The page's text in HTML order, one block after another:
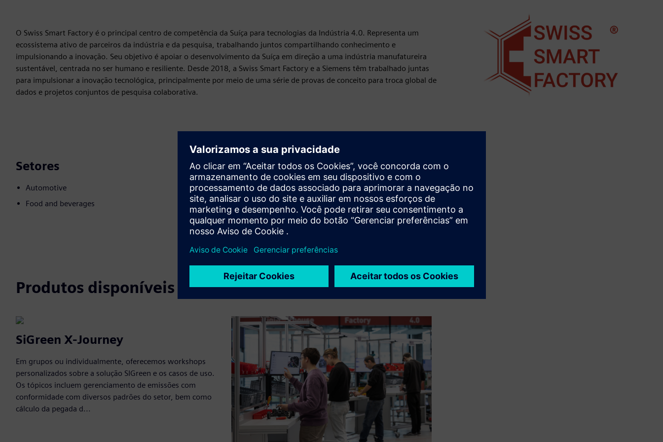
O Swiss Smart Factory é o principal centro de competência da Suíça para tecnologias da Indústria 4.0. Representa um
ecossistema ativo de parceiros da indústria e da pesquisa, trabalhando juntos compartilhando conhecimento e
impulsionando a inovação. Seu objetivo é apoiar o desenvolvimento da Suíça em direção a uma indústria manufatureira
sustentável, centrada no ser humano e resiliente. Desde 2018, a Swiss Smart Factory e a Siemens têm trabalhado juntas
para impulsionar a inovação tecnológica, principalmente por meio de uma série de provas de conceito para troca global de
dados e projetos conjuntos de pesquisa colaborativa.
Setores
Automotive
Food and beverages
Movimento
Service
Fornece um serviço para um produto/solução do Siemens
Xcelerator que ajuda o cliente a implementá-lo, integrá-
lo, operá-lo ou mantê-lo
Produtos disponíveis
SiGreen X-Journey
Em grupos ou individualmente, oferecemos workshops
personalizados sobre a solução SIGreen e os casos de uso.
Os tópicos incluem gerenciamento de emissões com
conformidade com diversos padrões do setor, bem como
cálculo da pegada d...